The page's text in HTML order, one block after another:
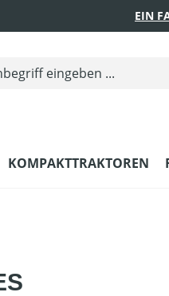
EIN
KOMPAKTTRAKTOREN